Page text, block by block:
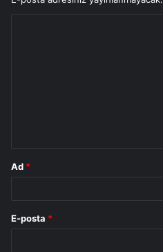
Ad *
E-posta *